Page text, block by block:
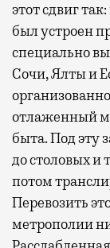
этот сдвиг
был устроен
специально
Сочи, Ялты и
отлаженный
быта. Под эту
до столовых и
потом
Перевозить
метрополии